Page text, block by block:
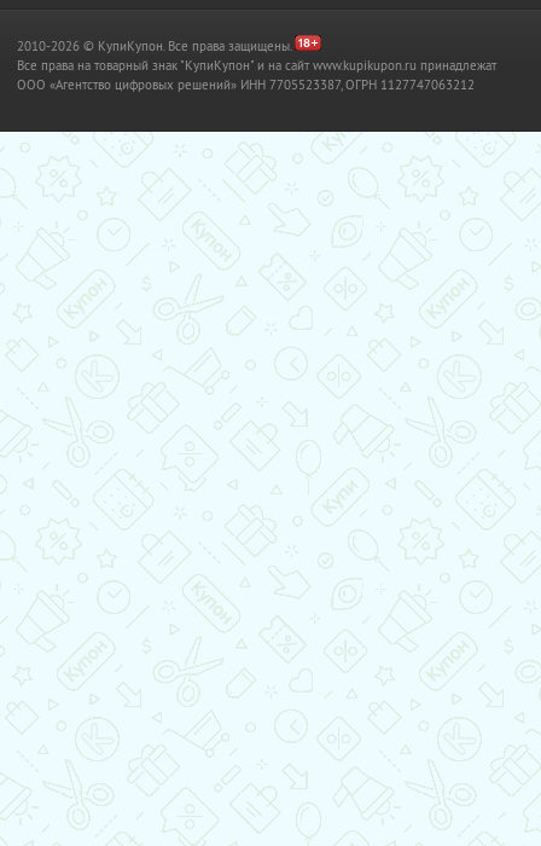
2010-2026 © КупиКупон. Все права защищены.
Все права на товарный знак "КупиКупон" и на сайт www.kupikupon.ru принадлежат
OOO «Агентство цифровых решений» ИНН 7705523387, ОГРН 1127747063212